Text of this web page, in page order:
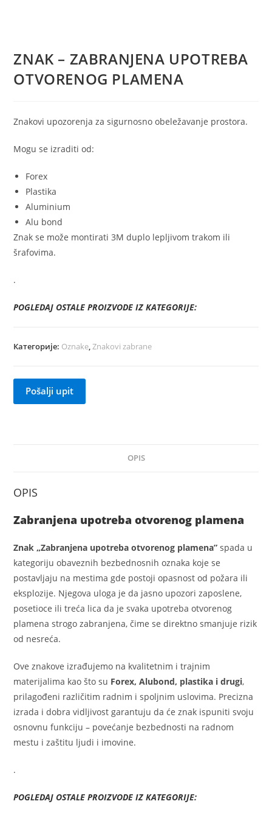
ZNAK – ZABRANJENA UPOTREBA
OTVORENOG PLAMENA
Znakovi upozorenja za sigurnosno obeležavanje prostora.
Mogu se izraditi od:
Forex
Plastika
Aluminium
Alu bond
Znak se može montirati 3M duplo lepljivom trakom ili
šrafovima.
.
POGLEDAJ OSTALE PROIZVODE IZ KATEGORIJE:
Категорије: Oznake,Znakovi zabrane
Pošalji upit
OPIS
OPIS
Zabranjena upotreba otvorenog plamena
Znak „Zabranjena upotreba otvorenog plamena” spada u
kategoriju obaveznih bezbednosnih oznaka koje se
postavljaju na mestima gde postoji opasnost od požara ili
eksplozije. Njegova uloga je da jasno upozori zaposlene,
posetioce ili treća lica da je svaka upotreba otvorenog
plamena strogo zabranjena, čime se direktno smanjuje rizik
od nesreća.
Ove znakove izrađujemo na kvalitetnim i trajnim
materijalima kao što su Forex, Alubond, plastika i drugi,
prilagođeni različitim radnim i spoljnim uslovima. Precizna
izrada i dobra vidljivost garantuju da će znak ispuniti svoju
osnovnu funkciju – povećanje bezbednosti na radnom
mestu i zaštitu ljudi i imovine.
.
POGLEDAJ OSTALE PROIZVODE IZ KATEGORIJE: